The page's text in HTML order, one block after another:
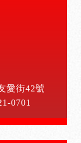
愛街42號
0701